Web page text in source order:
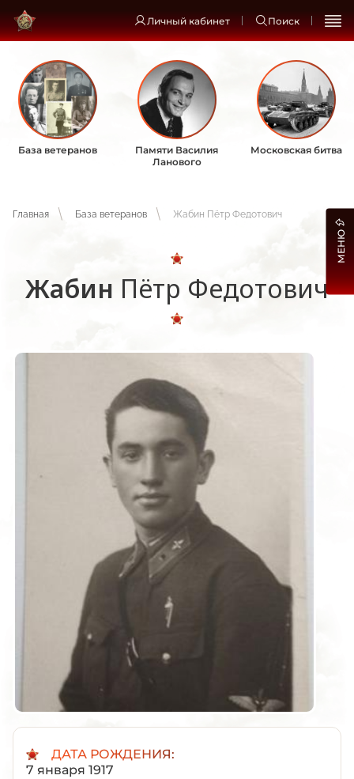
Личный кабинет Поиск
База ветеранов
Памяти Василия
Ланового
Московская битва
Главная База ветеранов Жабин Пётр Федотович
Жабин Пётр Федотович
ДАТА РОЖДЕНИЯ:
7 января 1917
МЕНЮ